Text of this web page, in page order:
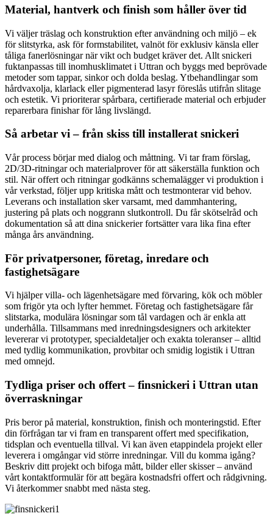
Material, hantverk och finish som håller över tid
Vi väljer träslag och konstruktion efter användning och miljö – ek
för slitstyrka, ask för formstabilitet, valnöt för exklusiv känsla eller
tåliga fanerlösningar när vikt och budget kräver det. Allt snickeri
fuktanpassas till inomhusklimatet i Uttran och byggs med beprövade
metoder som tappar, sinkor och dolda beslag. Ytbehandlingar som
hårdvaxolja, klarlack eller pigmenterad lasyr föreslås utifrån slitage
och estetik. Vi prioriterar spårbara, certifierade material och erbjuder
reparerbara finishar för lång livslängd.
Så arbetar vi – från skiss till installerat snickeri
Vår process börjar med dialog och måttning. Vi tar fram förslag,
2D/3D-ritningar och materialprover för att säkerställa funktion och
stil. När offert och ritningar godkänns schemalägger vi produktion i
vår verkstad, följer upp kritiska mått och testmonterar vid behov.
Leverans och installation sker varsamt, med dammhantering,
justering på plats och noggrann slutkontroll. Du får skötselråd och
dokumentation så att dina snickerier fortsätter vara lika fina efter
många års användning.
För privatpersoner, företag, inredare och
fastighetsägare
Vi hjälper villa- och lägenhetsägare med förvaring, kök och möbler
som frigör yta och lyfter hemmet. Företag och fastighetsägare får
slitstarka, modulära lösningar som tål vardagen och är enkla att
underhålla. Tillsammans med inredningsdesigners och arkitekter
levererar vi prototyper, specialdetaljer och exakta toleranser – alltid
med tydlig kommunikation, provbitar och smidig logistik i Uttran
med omnejd.
Tydliga priser och offert – finsnickeri i Uttran utan
överraskningar
Pris beror på material, konstruktion, finish och monteringstid. Efter
din förfrågan tar vi fram en transparent offert med specifikation,
tidsplan och eventuella tillval. Vi kan även etappindela projekt eller
leverera i omgångar vid större inredningar. Vill du komma igång?
Beskriv ditt projekt och bifoga mått, bilder eller skisser – använd
vårt kontaktformulär för att begära kostnadsfri offert och rådgivning.
Vi återkommer snabbt med nästa steg.